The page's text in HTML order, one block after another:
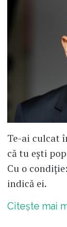
Te-ai culcat
că tu ești
Cu o
indică ei.
Citește mai